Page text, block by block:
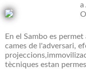
a
En el Sambo es
cames de l'adversari,
tècniques estan